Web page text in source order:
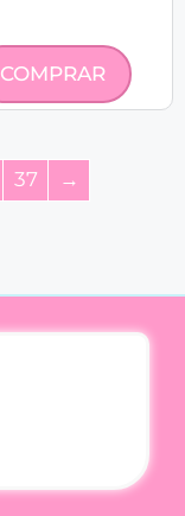
COMPRAR
37 →